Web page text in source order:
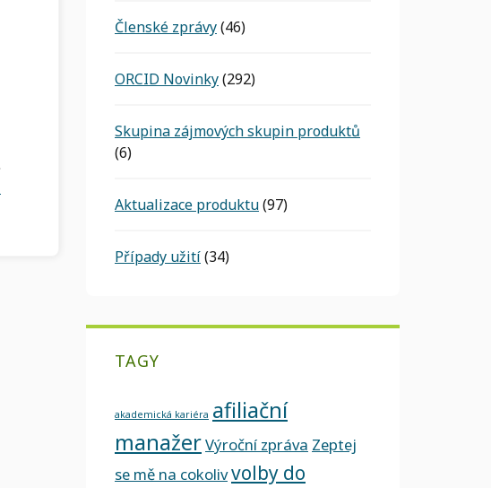
Členské zprávy(46)
ORCID Novinky(292)
Skupina zájmových skupin produktů
(6)
Aktualizace produktu(97)
Případy užití(34)
TAGY
akademická kariéra afiliační
manažerVýroční zpráva Zeptej
se mě na cokolivvolby do